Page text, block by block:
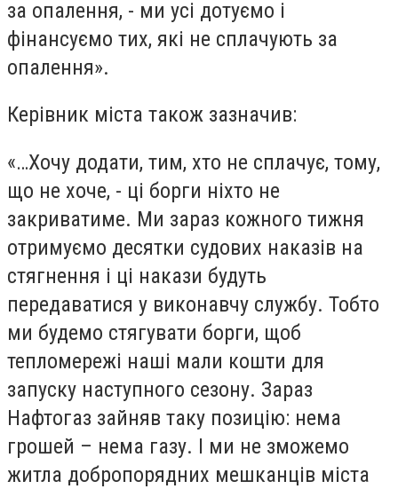
за опалення, - ми усі дотуємо і
фінансуємо тих, які не сплачують за
опалення».
Керівник міста також зазначив:
«…Хочу додати, тим, хто не сплачує, тому,
що не хоче, - ці борги ніхто не
закриватиме. Ми зараз кожного тижня
отримуємо десятки судових наказів на
стягнення і ці накази будуть
передаватися у виконавчу службу. Тобто
ми будемо стягувати борги, щоб
тепломережі наші мали кошти для
запуску наступного сезону. Зараз
Нафтогаз зайняв таку позицію: нема
грошей – нема газу. І ми не зможемо
житла добропорядних мешканців міста